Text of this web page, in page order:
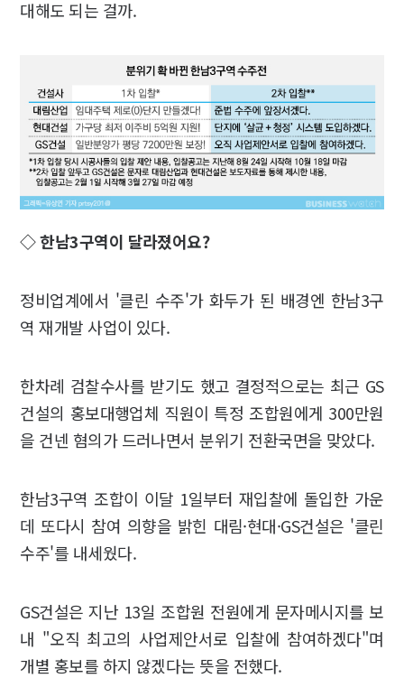
대해도 되는 걸까.
◇ 한남3구역이 달라졌어요?
정비업계에서 '클린 수주'가 화두가 된 배경엔 한남3구
역 재개발 사업이 있다.
한차례 검찰수사를 받기도 했고 결정적으로는 최근 GS
건설의 홍보대행업체 직원이 특정 조합원에게 300만원
을 건넨 혐의가 드러나면서 분위기 전환국면을 맞았다.
한남3구역 조합이 이달 1일부터 재입찰에 돌입한 가운
데 또다시 참여 의향을 밝힌 대림·현대·GS건설은 '클린
수주'를 내세웠다.
GS건설은 지난 13일 조합원 전원에게 문자메시지를 보
내 "오직 최고의 사업제안서로 입찰에 참여하겠다"며
개별 홍보를 하지 않겠다는 뜻을 전했다.